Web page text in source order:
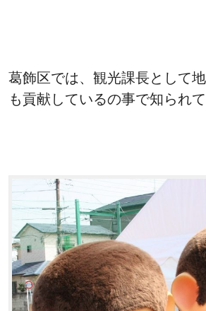
葛飾区では、観光課長として
も貢献しているの事で知られて